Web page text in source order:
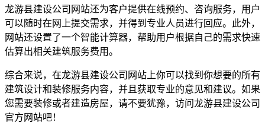
龙游县建设公司网站还为客户提供在线预约、咨询服务，用户
可以随时在网上提交需求，并得到专业人员进行回应。此外，
网站还设置了一个智能计算器，帮助用户根据自己的需求快速
估算出相关建筑服务费用。
综合来说，在龙游县建设公司网站上你可以找到你想要的所有
建筑设计和装修服务内容，并且获取专业的意见和建议。如果
您需要装修或者建造房屋，请不要犹豫，访问龙游县建设公司
官方网站吧！